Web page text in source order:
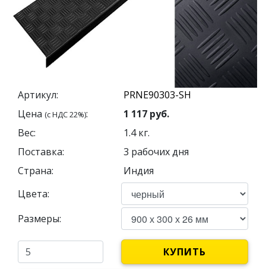
Артикул:
Цена (с НДС 22%): 1 117 руб.
Вес:
1.4кг.
Поставка:
3 рабочих дня
Страна:
Индия
Цвета:
Размеры:
КУПИТЬ